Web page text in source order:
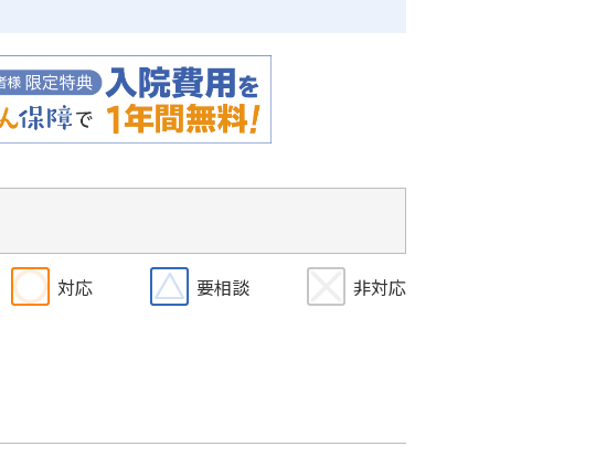
対応 要相談 非対応